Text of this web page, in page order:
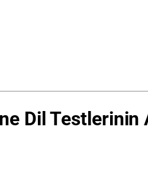
Dil Testlerinin